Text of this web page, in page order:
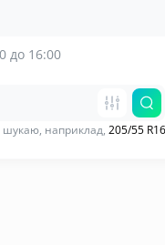
до 16:00
шукаю, наприклад, 205/55 R16